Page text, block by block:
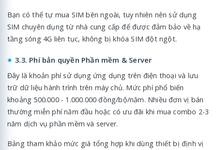
Bạn có thể tự mua SIM bên ngoài, tuy nhiên nên sử dụng
SIM chuyên dụng từ nhà cung cấp để được đảm bảo về hạ
tầng sóng 4G liên tục, không bị khóa SIM đột ngột.
3.3. Phí bản quyền Phần mềm & Server
Đây là khoản phí sử dụng ứng dụng trên điện thoại và lưu
trữ dữ liệu hành trình trên máy chủ. Mức phí phổ biến
khoảng 500.000 - 1.000.000 đồng/bộ/năm. Nhiều đơn vị bán
thường miễn phí năm đầu hoặc có ưu đãi khi mua combo 2-3
năm dịch vụ phần mềm và server.
Bảng tham khảo mức giá tổng hợp khi dùng thiết bị định vị